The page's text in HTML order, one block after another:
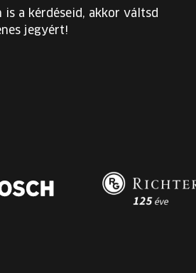
a kérdéseid, akkor váltsd
jegyért!